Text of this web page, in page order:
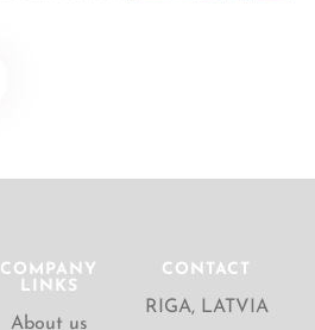
COMPANY
LINKS
About us
CONTACT
RIGA, LATVIA